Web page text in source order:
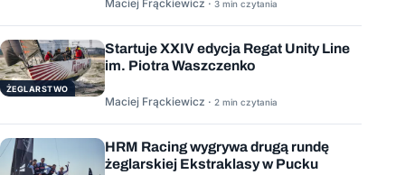
Maciej Frąckiewicz · 3 min czytania
ŻEGLARSTWO
Startuje XXIV edycja Regat Unity Line
im. Piotra Waszczenko
Maciej Frąckiewicz · 2 min czytania
HRM Racing wygrywa drugą rundę
żeglarskiej Ekstraklasy w Pucku